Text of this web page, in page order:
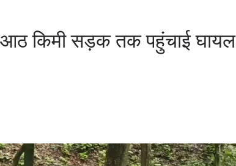
आठ किमी सड़क तक पहुंचाई घायल